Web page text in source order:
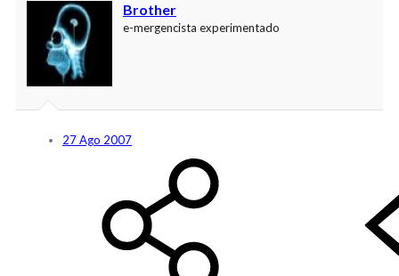
Brother
e-mergencista experimentado
27 Ago 2007